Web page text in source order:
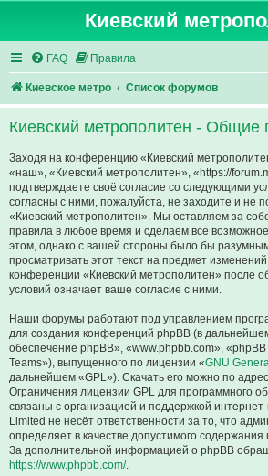
Киевский
FAQ Правила
Киевское метро Список форумов
Киевский метрополитен - Общие
Заходя на конференцию «Киевский
«наш», «Киевский метрополитен», «https://
подтверждаете своё согласие со следующими
согласны с ними, пожалуйста, не заходите и не
«Киевский метрополитен». Мы оставляем за
правила в любое время и сделаем всё
этом, однако с вашей стороны было бы
просматривать этот текст на предмет
конференции «Киевский метрополитен» после
условий означает ваше согласие с ними.
Наши форумы работают под управлением
для создания конференций phpBB (в
обеспечение phpBB», «www.phpbb.com»,
Teams»), выпущенного по лицензии «GNU
дальнейшем «GPL»). Скачать его можно по
Ограничения лицензии GPL для программного
связаны с организацией и поддержкой
Limited не несёт ответственности за то, что
определяет в качестве допустимого
За дополнительной информацией о phpBB
https://www.phpbb.com/.